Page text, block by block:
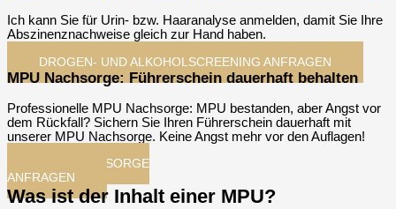
Ich kann Sie für Urin- bzw. Haaranalyse anmelden, damit Sie Ihre
Abszinenznachweise gleich zur Hand haben.
DROGEN- UND ALKOHOLSCREENING ANFRAGEN​
MPU Nachsorge: Führerschein dauerhaft behalten
Professionelle MPU Nachsorge: MPU bestanden, aber Angst vor
dem Rückfall? Sichern Sie Ihren Führerschein dauerhaft mit
unserer MPU Nachsorge. Keine Angst mehr vor den Auflagen!
MPU-NACHSORGE
ANFRAGEN​
Was ist der Inhalt einer MPU?